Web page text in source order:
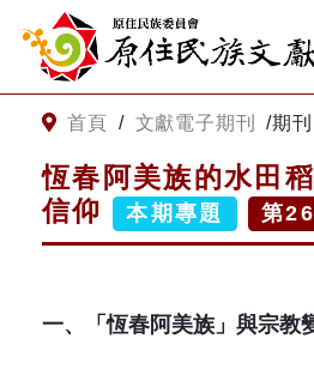
跳到主要內容
字
入
首頁 / 文獻電子期刊 /期
恆春阿美族的水田
信仰 本期專題 第26
一、「恆春阿美族」與宗教